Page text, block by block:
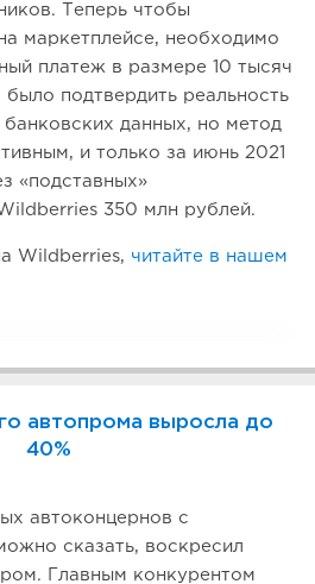
Теперь чтобы
маркетплейсе, необходимо
платеж в размере 10 тысяч
подтвердить реальность
данных, но метод
и только за июнь 2021
«подставных»
350 млн рублей.
Wildberries, читайте в нашем
автопрома выросла до
40%
автоконцернов с
сказать, воскресил
Главным конкурентом